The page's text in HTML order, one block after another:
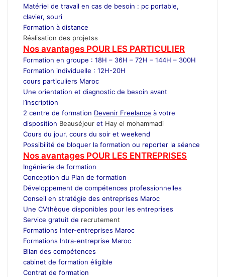
Matériel de travail en cas de besoin : pc portable,
clavier, souri
Formation à distance
Réalisation des projetss
Nos avantages POUR LES PARTICULIER
Formation en groupe : 18H – 36H – 72H – 144H – 300H
Formation individuelle : 12H-20H
cours particuliers Maroc
Une orientation et diagnostic de besoin avant
l’inscription
2 centre de formation Devenir Freelance à votre
disposition Beauséjour et Hay el mohammadi
Cours du jour, cours du soir et weekend
Possibilité de bloquer la formation ou reporter la séance
Nos avantages POUR LES ENTREPRISES
Ingénierie de formation
Conception du Plan de formation
Développement de compétences professionnelles
Conseil en stratégie des entreprises Maroc
Une CVthèque disponibles pour les entreprises
Service gratuit de recrutement
Formations Inter-entreprises Maroc
Formations Intra-entreprise Maroc
Bilan des compétences
cabinet de formation éligible
Contrat de formation